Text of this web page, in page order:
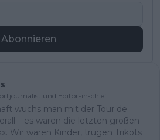
Abonnieren
und Editor-in-chief
wuchs man mit der Tour de
– es waren die letzten großen
Wir waren Kinder, trugen Trikots